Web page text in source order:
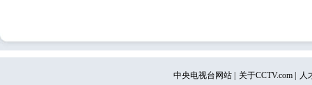
中央电视台网站 关于CCTV.com 人